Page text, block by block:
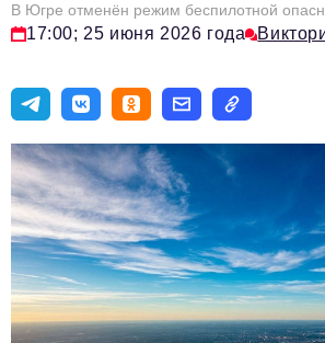
Туризм
Импортозамещение
Топ-100 влиятельных людей
Авторские материалы
Видео
ТОП-100 влиятельных людей — 2025
В Югре отменён режим беспилотной
17:00; 25 июня 2026 года